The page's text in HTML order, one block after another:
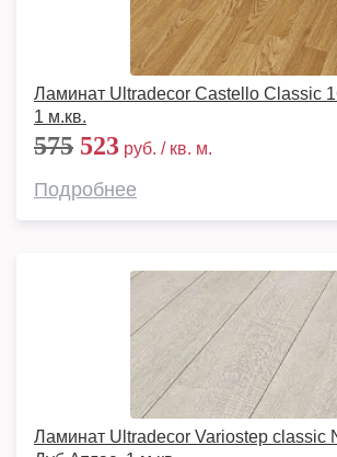
Ламинат Ultradecor Castello Classic
1 м.кв.
575 523 руб. / кв. м.
Подробнее
Ламинат Ultradecor Variostep classic